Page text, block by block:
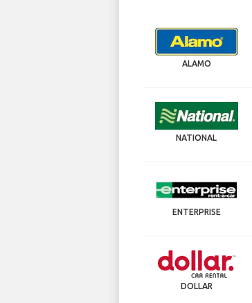
ALAMO
NATIONAL
ENTERPRISE
DOLLAR